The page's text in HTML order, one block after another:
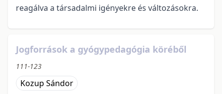
reagálva a társadalmi igényekre és változásokra.
Jogforrások a gyógypedagógia köréből
111-123
Kozup Sándor